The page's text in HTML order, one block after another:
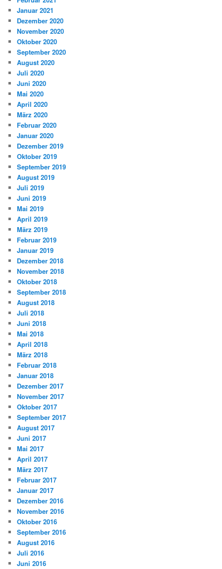
Januar 2021
Dezember 2020
November 2020
Oktober 2020
September 2020
August 2020
Juli 2020
Juni 2020
Mai 2020
April 2020
März 2020
Februar 2020
Januar 2020
Dezember 2019
Oktober 2019
September 2019
August 2019
Juli 2019
Juni 2019
Mai 2019
April 2019
März 2019
Februar 2019
Januar 2019
Dezember 2018
November 2018
Oktober 2018
September 2018
August 2018
Juli 2018
Juni 2018
Mai 2018
April 2018
März 2018
Februar 2018
Januar 2018
Dezember 2017
November 2017
Oktober 2017
September 2017
August 2017
Juni 2017
Mai 2017
April 2017
März 2017
Februar 2017
Januar 2017
Dezember 2016
November 2016
Oktober 2016
September 2016
August 2016
Juli 2016
Juni 2016